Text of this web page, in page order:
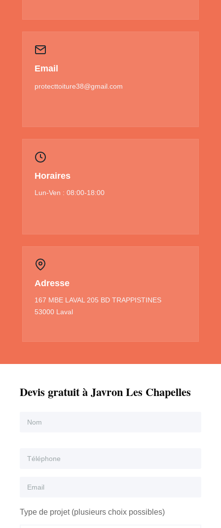
Email
protecttoiture38@gmail.com
Horaires
Lun-Ven : 08:00-18:00
Adresse
167 MBE LAVAL 205 BD TRAPPISTINES
53000 Laval
Devis gratuit à Javron Les Chapelles
Type de projet (plusieurs choix possibles)